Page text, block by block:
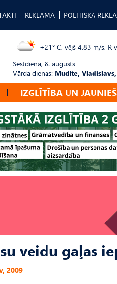
REKLĀMA POLITISKĀ
+21° C, vējš 4.83 m/s, R
Sestdiena, 8. augusts
Vārda dienas: Mudīte,
IZGLĪTĪBA UN
veidu gaļas
2009